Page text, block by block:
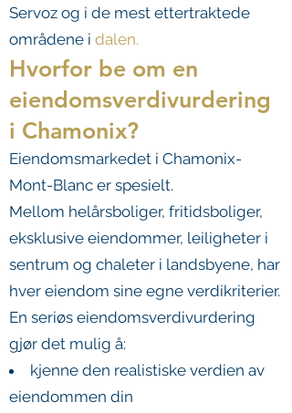
Servoz og i de mest ettertraktede
områdene i dalen.
Hvorfor be om en
eiendomsverdivurdering
i Chamonix?
Eiendomsmarkedet i Chamonix-
Mont-Blanc er spesielt.
Mellom helårsboliger, fritidsboliger,
eksklusive eiendommer, leiligheter i
sentrum og chaleter i landsbyene, har
hver eiendom sine egne verdikriterier.
En seriøs eiendomsverdivurdering
gjør det mulig å:
kjenne den realistiske verdien av
eiendommen din